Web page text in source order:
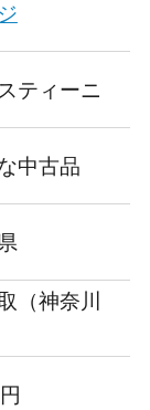
ティーニ
中古品
（神奈川